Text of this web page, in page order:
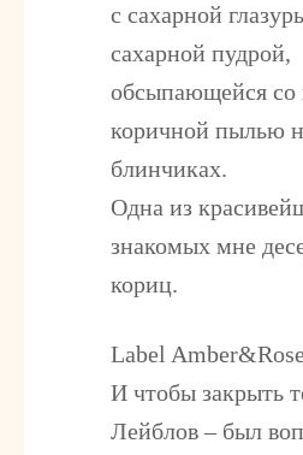
с сахарной
сахарной пудрой,
обсыпающейся со
коричной пылью
блинчиках.
Одна из
знакомых мне
кориц.
Label
И чтобы закрыть
Лейблов – был